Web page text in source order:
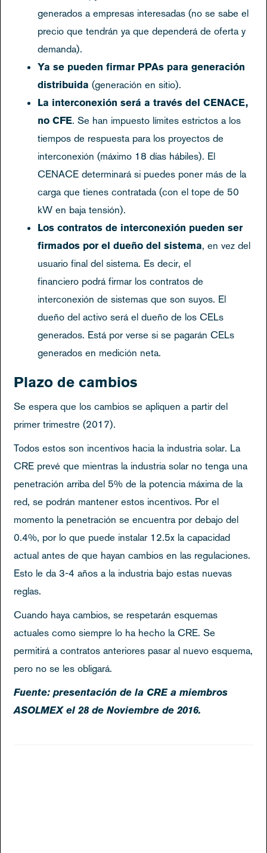
generados a empresas interesadas (no se sabe el
precio que tendrán ya que dependerá de oferta y
demanda).
Ya se pueden firmar PPAs para generación
distribuida (generación en sitio).
La interconexión será a través del CENACE,
no CFE. Se han impuesto límites estrictos a los
tiempos de respuesta para los proyectos de
interconexión (máximo 18 días hábiles). El
CENACE determinará si puedes poner más de la
carga que tienes contratada (con el tope de 50
kW en baja tensión).
Los contratos de interconexión pueden ser
firmados por el dueño del sistema, en vez del
usuario final del sistema. Es decir, el
financiero podrá firmar los contratos de
interconexión de sistemas que son suyos. El
dueño del activo será el dueño de los CELs
generados. Está por verse si se pagarán CELs
generados en medición neta.
Plazo de cambios
Se espera que los cambios se apliquen a partir del
primer trimestre (2017).
Todos estos son incentivos hacia la industria solar. La
CRE prevé que mientras la industria solar no tenga una
penetración arriba del 5% de la potencia máxima de la
red, se podrán mantener estos incentivos. Por el
momento la penetración se encuentra por debajo del
0.4%, por lo que puede instalar 12.5x la capacidad
actual antes de que hayan cambios en las regulaciones.
Esto le da 3-4 años a la industria bajo estas nuevas
reglas.
Cuando haya cambios, se respetarán esquemas
actuales como siempre lo ha hecho la CRE. Se
permitirá a contratos anteriores pasar al nuevo esquema,
pero no se les obligará.
Fuente: presentación de la CRE a miembros
ASOLMEX el 28 de Noviembre de 2016.